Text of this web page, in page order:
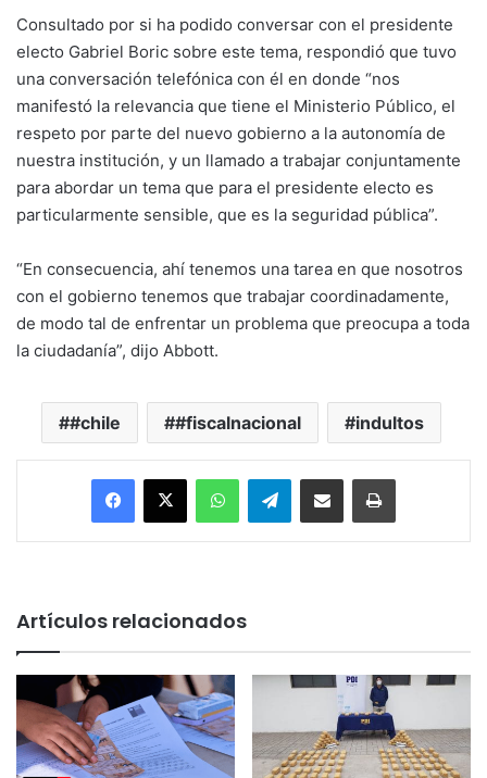
Consultado por si ha podido conversar con el presidente
electo Gabriel Boric sobre este tema, respondió que tuvo
una conversación telefónica con él en donde “nos
manifestó la relevancia que tiene el Ministerio Público, el
respeto por parte del nuevo gobierno a la autonomía de
nuestra institución, y un llamado a trabajar conjuntamente
para abordar un tema que para el presidente electo es
particularmente sensible, que es la seguridad pública”.
“En consecuencia, ahí tenemos una tarea en que nosotros
con el gobierno tenemos que trabajar coordinadamente,
de modo tal de enfrentar un problema que preocupa a toda
la ciudadanía”, dijo Abbott.
#chile #fiscalnacional indultos
Facebook
X WhatsAppTelegramEnviar vía email Imprimir
Artículos relacionados